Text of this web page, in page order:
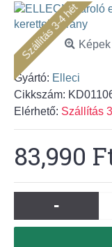
Szállítás 3-4 hét
Gyártó: Elleci
Cikkszám:
Elérhető: Szállítás
83,990
-